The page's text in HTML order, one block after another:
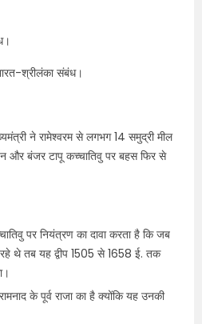
श्रीलंका संबंध।
ने रामेश्वरम से लगभग 14 समुद्री मील
और बंजर टापू कच्चातिवु पर बहस फिर से
पर नियंत्रण का दावा करता है कि जब
रहे थे तब यह द्वीप 1505 से 1658 ई. तक
के पूर्व राजा का है क्योंकि यह उनकी